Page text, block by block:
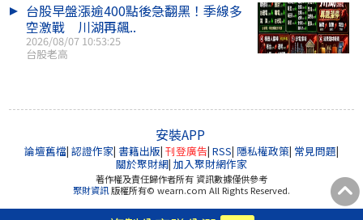
台股早盤漲逾400點後急翻黑！季線多
空激戰 川湖再飆..
2026/08/07 10:53:25
台股老高
安裝APP
論壇舊檔| 認證作家| 書籍出版| 刊登廣告| RSS| 隱私權政策| 常見問題|
關於聚財網| 加入聚財網作家
著作權及責任歸作者所有 資訊數據僅供參考
聚財資訊版權所有© wearn.com All Rights Reserved.